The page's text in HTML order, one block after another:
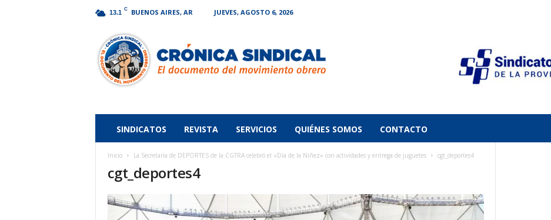
13.1 C BUENOS AIRES, AR JUEVES, AGOSTO 6, 2026
Sindical
SINDICATOS REVISTA SERVICIOS QUIÉNES SOMOS CONTACTO
Inicio La Secretaría de DEPORTES de la CGTRA celebró el «Día de la Niñez» con actividades y entrega de juguetes cgt_deportes4
cgt_deportes4